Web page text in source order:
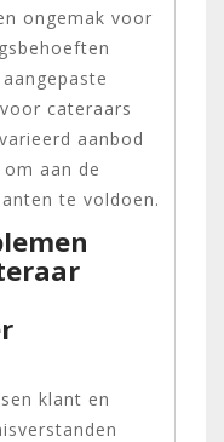
ongemak voor
cateraars
aanbod
aan de
te voldoen.
klant en